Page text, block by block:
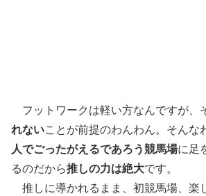
フットワークは軽い方なんですが、
れないことが前提のわんわん。そんな
人でごったがえるであろう競馬場に足
るのだから推しの力は絶大です。
推しに導かれるまま、初競馬場、楽